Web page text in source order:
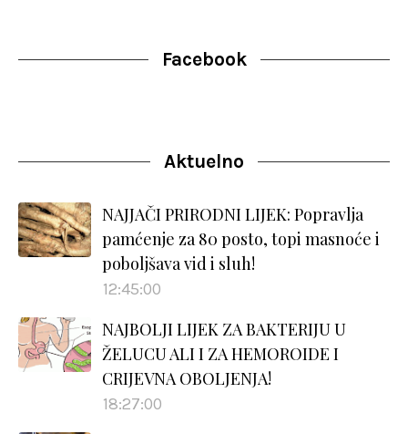
Facebook
Aktuelno
NAJJAČI PRIRODNI LIJEK: Popravlja
pamćenje za 80 posto, topi masnoće i
poboljšava vid i sluh!
12:45:00
NAJBOLJI LIJEK ZA BAKTERIJU U
ŽELUCU ALI I ZA HEMOROIDE I
CRIJEVNA OBOLJENJA!
18:27:00